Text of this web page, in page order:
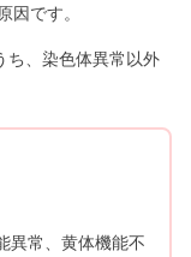
因です。
ち、染色体異常以外
異常、黄体機能不